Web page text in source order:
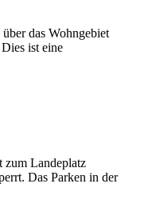
das Wohngebiet
ist eine
zum Landeplatz
Das Parken in der